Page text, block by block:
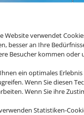
Website verwendet
besser an Ihre
Besucher kommen oder
ein optimales
Wenn Sie diesen
Wenn Sie ihre
Statistiken-